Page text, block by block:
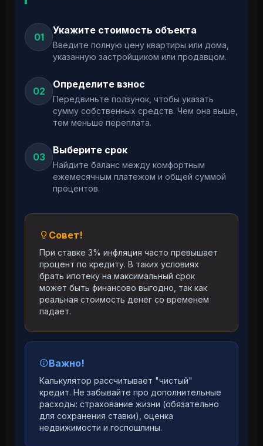
01
Укажите стоимость объекта
Введите полную цену квартиры или дома,
указанную застройщиком или продавцом.
02
Определите взнос
Передвиньте ползунок, чтобы указать
сумму собственных средств. Чем она выше,
тем меньше переплата.
03
Выберите срок
Найдите баланс между комфортным
ежемесячным платежом и общей суммой
процентов.
Совет!
При ставке 3% инфляция часто превышает
процент по кредиту. В таких условиях
брать ипотеку на максимальный срок
может быть финансово выгодно, так как
реальная стоимость денег со временем
падает.
Важно!
Калькулятор рассчитывает "чистый"
кредит. Не забывайте про дополнительные
расходы: страхование жизни (обязательно
для сохранения ставки), оценка
недвижимости и госпошлины.